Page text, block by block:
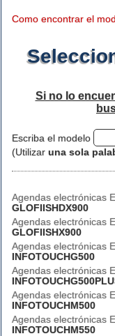
Como encontrar el
Si no lo
Escriba el modelo
(Utilizar una sola
Agendas electrónicas
GLOFIISHDX900
Agendas electrónicas
GLOFIISHX900
Agendas electrónicas
INFOTOUCHG500
Agendas electrónicas
Agendas electrónicas
INFOTOUCHM500
Agendas electrónicas
INFOTOUCHM550